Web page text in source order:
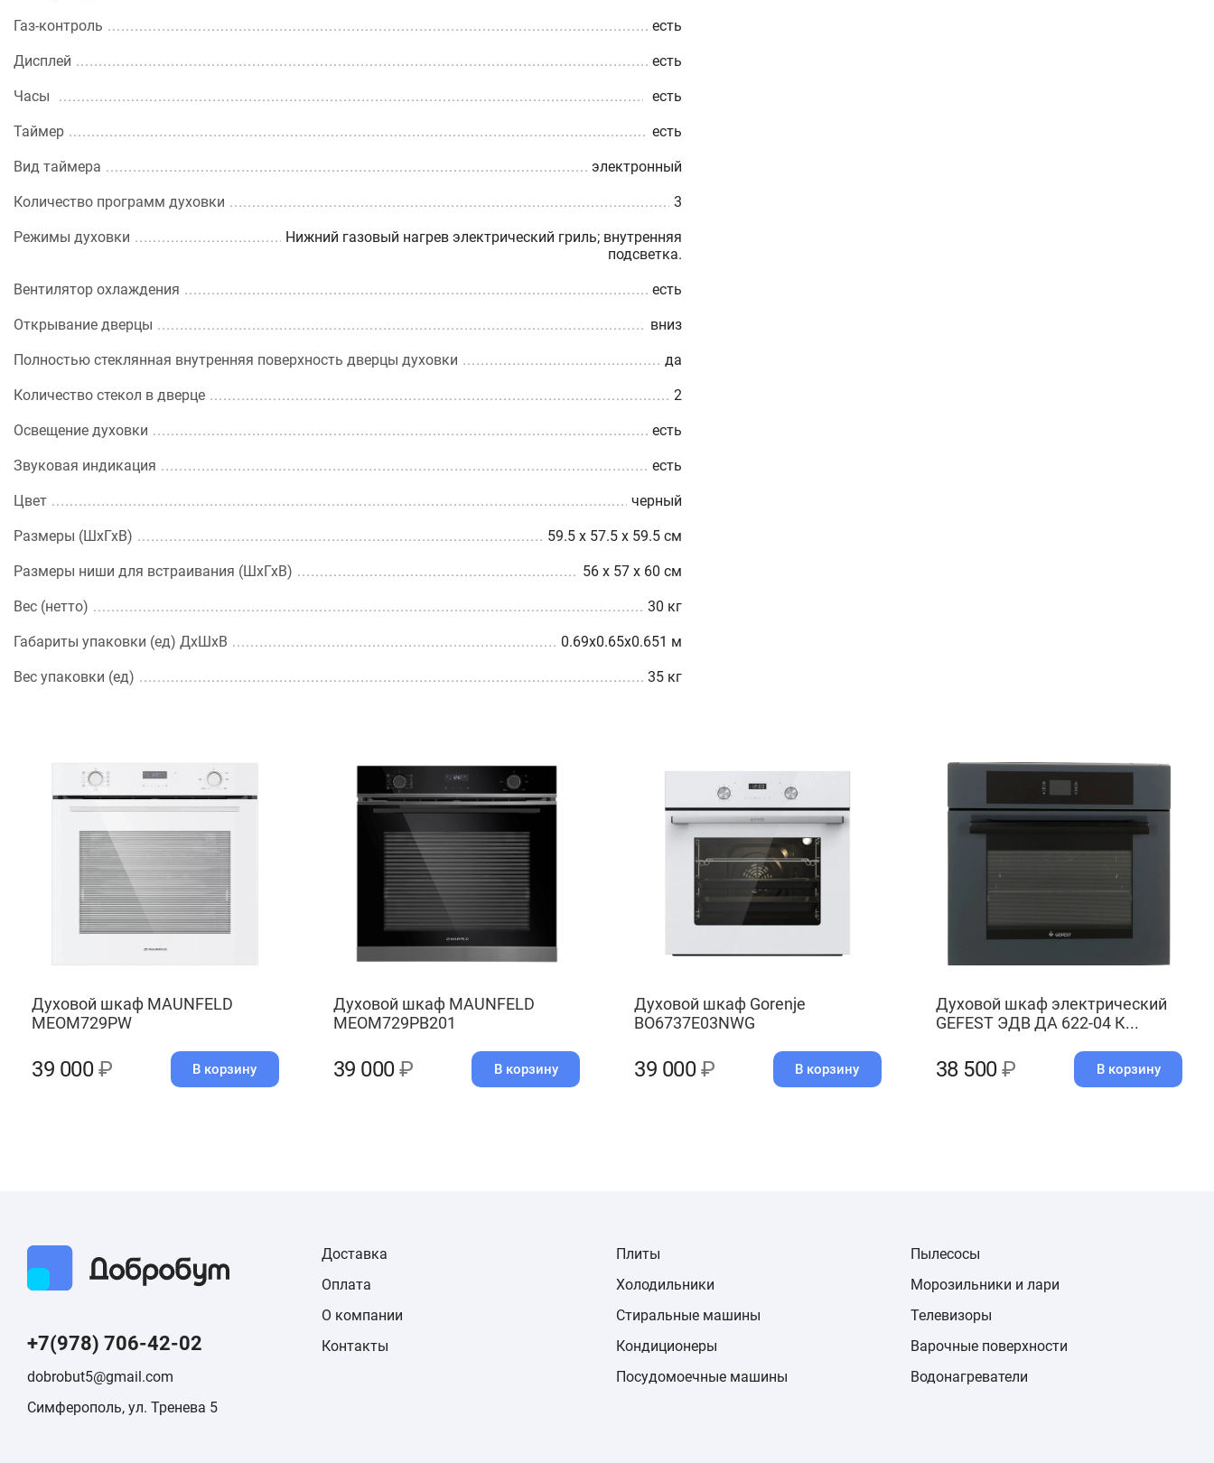
Газ-контроль есть
Дисплей есть
Часы есть
Таймер есть
Вид таймера электронный
Количество программ духовки 3
Режимы духовки
Нижний газовый нагрев электрический гриль; внутренняя
подсветка.
Вентилятор охлаждения есть
Открывание дверцы вниз
Полностью стеклянная внутренняя поверхность дверцы духовки да
Количество стекол в дверце 2
Освещение духовки есть
Звуковая индикация есть
Цвет черный
Размеры (ШхГхВ) 59.5 х 57.5 х 59.5 см
Размеры ниши для встраивания (ШхГхВ) 56 x 57 x 60 см
Вес (нетто) 30 кг
Габариты упаковки (ед) ДхШхВ 0.69x0.65x0.651 м
Вес упаковки (ед) 35 кг
Духовой шкаф MAUNFELD
MEOM729PW
39 000₽ В корзину
Духовой шкаф MAUNFELD
MEOM729PB201
39 000₽ В корзину
Духовой шкаф Gorenje
BO6737E03NWG
39 000₽ В корзину
Духовой шкаф электрический
GEFEST ЭДВ ДА 622-04 К...
38 500₽ В корзину
+7(978) 706-42-02
dobrobut5@gmail.com
Симферополь, ул. Тренева 5
Доставка
Оплата
О компании
Контакты
Плиты
Холодильники
Стиральные машины
Кондиционеры
Посудомоечные машины
Пылесосы
Морозильники и лари
Телевизоры
Варочные поверхности
Водонагреватели